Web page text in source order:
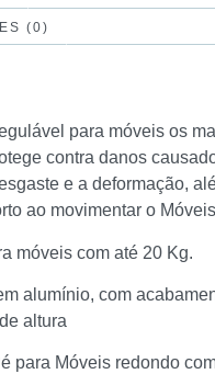
(0)
para móveis os
contra danos
e a deformação,
ao movimentar o
móveis com até 20 Kg.
alumínio, com
altura
para Móveis redondo